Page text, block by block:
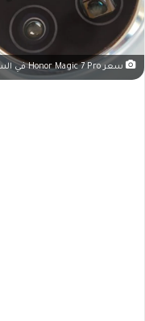
سعر Honor Magic 7 Pro في السعودية